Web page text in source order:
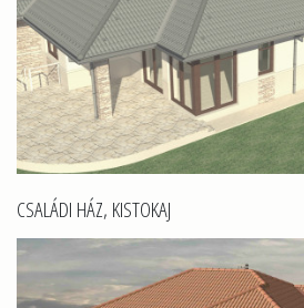
CSALÁDI HÁZ, KISTOKAJ